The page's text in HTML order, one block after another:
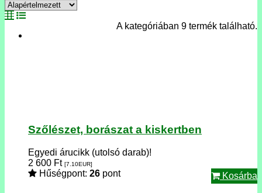
A kategóriában 9 termék található.
Szőlészet, borászat a kiskertben
Egyedi árucikk (utolsó darab)!
2 600 Ft [7.10EUR]
Hűségpont: 26 pont Kosárba